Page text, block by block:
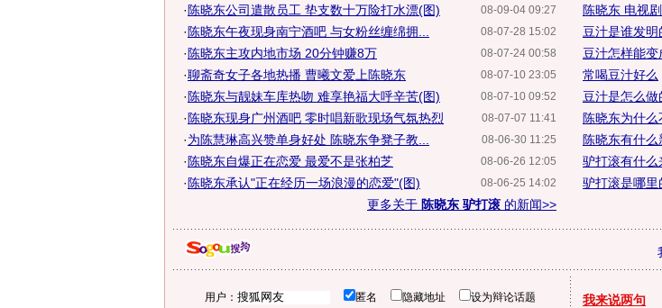
08-09-04 09:27
· 陈晓东公司遣散员工 垫支数十万险打水漂(图)
08-07-28 15:02
· 陈晓东午夜现身南宁酒吧 与女粉丝缠绵拥...
08-07-24 00:58
· 陈晓东主攻内地市场 20分钟赚8万
08-07-10 23:05
·聊斋奇女子各地热播 曹曦文爱上陈晓东
08-07-10 09:52
· 陈晓东与靓妹车库热吻 难享艳福大呼辛苦(图)
08-07-07 11:41
· 陈晓东现身广州酒吧 零时唱新歌现场气氛热烈
08-06-30 11:25
·为陈慧琳高兴赞单身好处 陈晓东争凳子教...
08-06-26 12:05
· 陈晓东自爆正在恋爱 最爱不是张柏芝
08-06-25 14:02
· 陈晓东承认"正在经历一场浪漫的恋爱"(图)
更多关于 陈晓东 驴打滚 的新闻>>
陈晓东 电视剧
豆汁是谁发明
豆汁怎样能变
常喝豆汁好么
豆汁是怎么做
陈晓东为什么
陈晓东有什么
驴打滚有什么
驴打滚是哪里
用户： 匿名 隐藏地址 设为辩论话题 我来说两句